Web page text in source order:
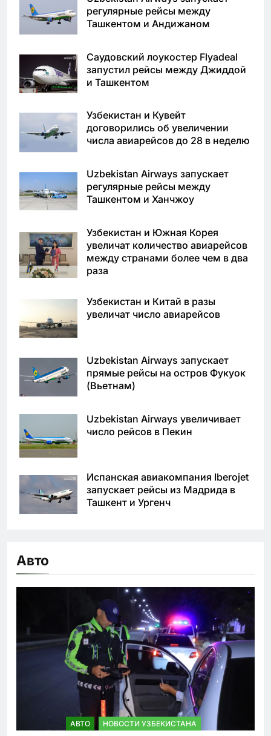
регулярные рейсы между
Ташкентом и Андижаном
Саудовский лоукостер Flyadeal
запустил рейсы между Джиддой
и Ташкентом
Узбекистан и Кувейт
договорились об увеличении
числа авиарейсов до 28 в неделю
Uzbekistan Airways запускает
регулярные рейсы между
Ташкентом и Ханчжоу
Узбекистан и Южная Корея
увеличат количество авиарейсов
между странами более чем в два
раза
Узбекистан и Китай в разы
увеличат число авиарейсов
Uzbekistan Airways запускает
прямые рейсы на остров Фукуок
(Вьетнам)
Uzbekistan Airways увеличивает
число рейсов в Пекин
Испанская авиакомпания Iberojet
запускает рейсы из Мадрида в
Ташкент и Ургенч
Авто
АВТО НОВОСТИ УЗБЕКИСТАНА